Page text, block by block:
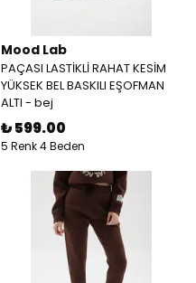
Mood Lab
PAÇASI LASTİKLİ RAHAT KESİM
YÜKSEK BEL BASKILI EŞOFMAN
ALTI - bej
₺ 599.00
5 Renk 4 Beden